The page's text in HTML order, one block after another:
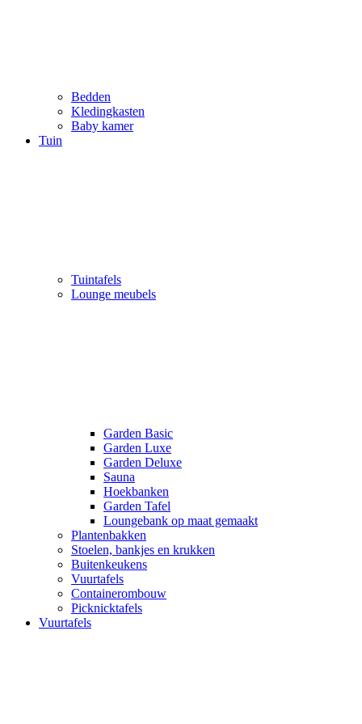
Bedden
Kledingkasten
Baby kamer
Tuin
Tuintafels
Lounge meubels
Garden Basic
Garden Luxe
Garden Deluxe
Sauna
Hoekbanken
Garden Tafel
Loungebank op maat gemaakt
Plantenbakken
Stoelen, bankjes en krukken
Buitenkeukens
Vuurtafels
Containerombouw
Picknicktafels
Vuurtafels